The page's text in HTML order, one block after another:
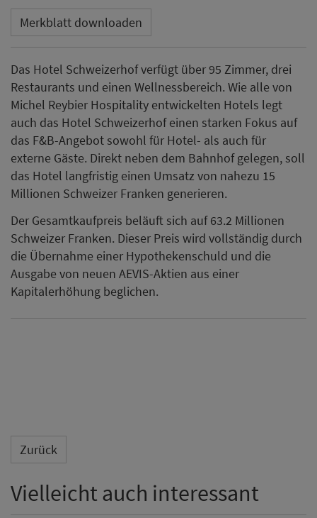
Merkblatt downloaden
Das Hotel Schweizerhof verfügt über 95 Zimmer, drei
Restaurants und einen Wellnessbereich. Wie alle von
Michel Reybier Hospitality entwickelten Hotels legt
auch das Hotel Schweizerhof einen starken Fokus auf
das F&B-Angebot sowohl für Hotel- als auch für
externe Gäste. Direkt neben dem Bahnhof gelegen, soll
das Hotel langfristig einen Umsatz von nahezu 15
Millionen Schweizer Franken generieren.
Der Gesamtkaufpreis beläuft sich auf 63.2 Millionen
Schweizer Franken. Dieser Preis wird vollständig durch
die Übernahme einer Hypothekenschuld und die
Ausgabe von neuen AEVIS-Aktien aus einer
Kapitalerhöhung beglichen.
Zurück
Vielleicht auch interessant